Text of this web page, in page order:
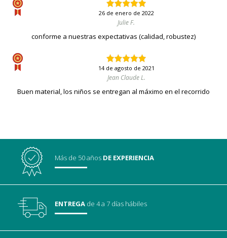
26 de enero de 2022
Julie F.
conforme a nuestras expectativas (calidad, robustez)
14 de agosto de 2021
Jean Claude L.
Buen material, los niños se entregan al máximo en el recorrido
Más de 50 años DE EXPERIENCIA
ENTREGA de 4 a 7 días hábiles